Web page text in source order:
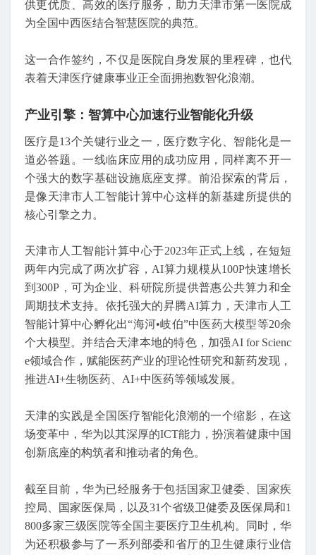
供更优质、高效的医疗服务，助力天津市第一医院成
为全国中西医结合智慧医院的典范。
这一合作签约，不仅是医院自身发展的里程碑，也代
表着天津医疗健康事业正全面拥抱数智化浪潮。
产业引擎：智算中心加速行业智能化升级
医疗是13个关键行业之一，医疗数字化、智能化是一
道必答题。一线临床应用的成功应用，同样离不开一
个强大的数字基础设施底座支撑。前沿探索的背后，
是像天津市人工智能计算中心这样的新基建所提供的
核心引擎之力。
天津市人工智能计算中心于2023年正式上线，在短短
两年内完成了两次扩容，AI算力规模从100P快速增长
到300P，可为企业、科研院所提供普惠公共算力和全
周期技术支持。依托强大的昇腾AI算力，天津市人工
智能计算中心孵化出“海河•岐伯”中医药大模型等20余
个大模型。并结合天津本地的特色，加强AI for Scienc
e领域合作，赋能医药产业的理论性研究和新药发现，
推进AI+生物医药、AI+中医药等领域发展。
天津的实践是全国医疗智能化浪潮的一个缩影，在这
场变革中，华为以其深厚的ICT能力，扮演着健康中国
创新底座的构筑者和推动者的角色。
截至目前，华为已经服务于包括国家卫健委、国家疾
控局、国家医保局，以及31个省级卫健委及医保局和1
800多家三级医院等全国主要医疗卫生机构。同时，华
为还积极参与了一系列部委和省厅的卫生健康行业信